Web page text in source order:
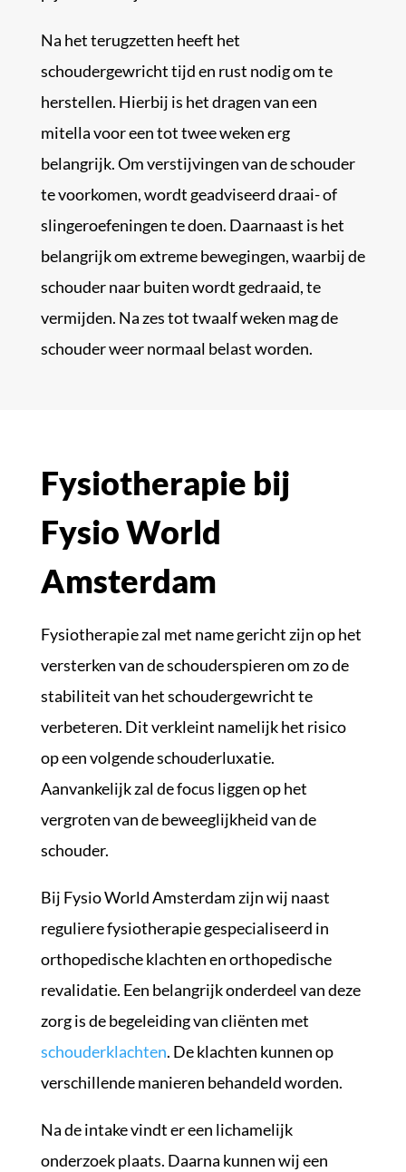
Na het terugzetten heeft het
schoudergewricht tijd en rust nodig om te
herstellen. Hierbij is het dragen van een
mitella voor een tot twee weken erg
belangrijk. Om verstijvingen van de schouder
te voorkomen, wordt geadviseerd draai- of
slingeroefeningen te doen. Daarnaast is het
belangrijk om extreme bewegingen, waarbij de
schouder naar buiten wordt gedraaid, te
vermijden. Na zes tot twaalf weken mag de
schouder weer normaal belast worden.
Fysiotherapie bij
Fysio World
Amsterdam
Fysiotherapie zal met name gericht zijn op het
versterken van de schouderspieren om zo de
stabiliteit van het schoudergewricht te
verbeteren. Dit verkleint namelijk het risico
op een volgende schouderluxatie.
Aanvankelijk zal de focus liggen op het
vergroten van de beweeglijkheid van de
schouder.
Bij Fysio World Amsterdam zijn wij naast
reguliere fysiotherapie gespecialiseerd in
orthopedische klachten en orthopedische
revalidatie. Een belangrijk onderdeel van deze
zorg is de begeleiding van cliënten met
schouderklachten. De klachten kunnen op
verschillende manieren behandeld worden.
Na de intake vindt er een lichamelijk
onderzoek plaats. Daarna kunnen wij een